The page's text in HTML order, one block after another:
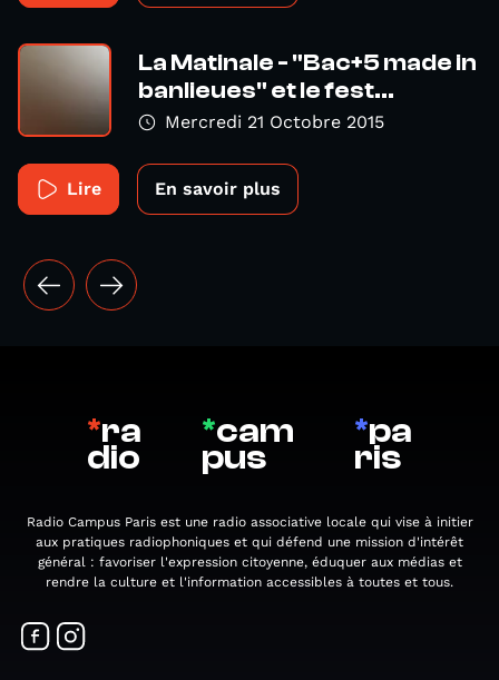
La Matinale - "Bac+5 made in
banlieues" et le fest...
Mercredi 21 Octobre 2015
Lire En savoir plus
*ra
dio
*cam
pus
*pa
ris
Radio Campus Paris est une radio associative locale qui vise à initier
aux pratiques radiophoniques et qui défend une mission d'intérêt
général : favoriser l'expression citoyenne, éduquer aux médias et
rendre la culture et l'information accessibles à toutes et tous.